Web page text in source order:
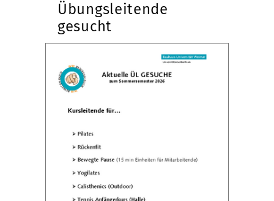
Übungsleitende
gesucht